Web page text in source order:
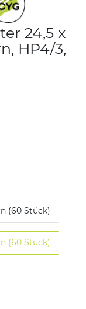
24,5 x
HP4/3,
(60 Stück)
(60 Stück)